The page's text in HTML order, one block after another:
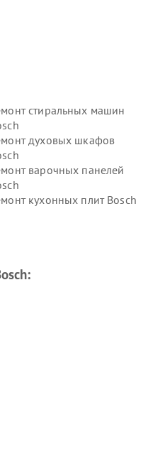
стиральных машин
духовых шкафов
варочных панелей
кухонных плит Bosch
морозильных камер